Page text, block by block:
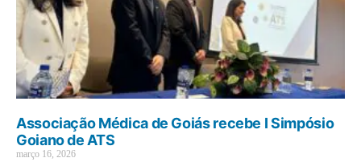
Associação Médica de Goiás recebe I Simpósio
Goiano de ATS
março 16, 2026